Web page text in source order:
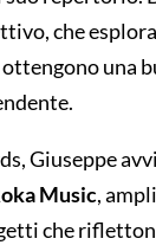
che
una
Giuseppe
Music,
che